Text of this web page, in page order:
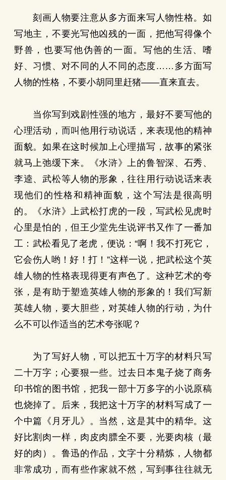
刻画人物要注意从多方面来写人物性格。如
写地主，不要光写他凶残的一面，把他写得像个
野兽，也要写他伪善的一面。写他的生活、嗜
好、习惯、对不同的人不同的态度……多方面写
人物的性格，不要小胡同里赶猪——直来直去。
当你写到戏剧性强的地方，最好不要写他的
心理活动，而叫他用行动说话，来表现他的精神
面貌。如果在这时候加上心理描写，故事的紧张
就马上弛缓下来。《水浒》上的鲁智深、石秀、
李逵、武松等人物的形象，往往用行动说话来表
现他们的性格和精神面貌，这个写法是很高明
的。《水浒》上武松打虎的一段，写武松见虎时
心里是怕的，但王少堂先生说评书又作了一番加
工：武松看见了老虎，便说：“啊！我不打死它，
它会伤人哟！好！打！”这样一说，把武松这个英
雄人物的性格表现得更有声色了。这种艺术的夸
张，是有助于塑造英雄人物的形象的！我们写新
英雄人物，要大胆些，对英雄人物的行动，为什
么不可以作适当的艺术夸张呢？
为了写好人物，可以把五十万字的材料只写
二十万字；心要狠一些。过去日本鬼子烧了商务
印书馆的图书馆，把我一部十万多字的小说原稿
也烧掉了。后来，我把这十万字的材料写成了一
个中篇《月牙儿》。当然，这是其中的精华。这
好比割肉一样，肉皮肉膘全不要，光要肉核（最
好的肉）。鲁迅的作品，文字十分精炼，人物都
非常成功，而有些作家就不然，写到事往往就无